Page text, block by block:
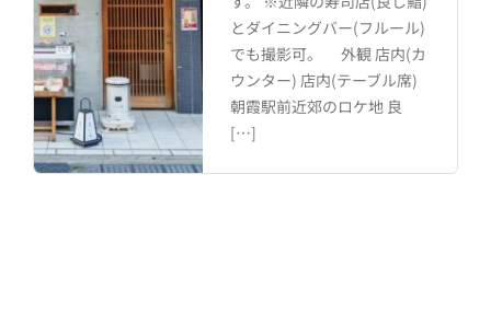
とダイニングバー(フルール)
でも撮影可。 外観 店内(カ
ウンター) 店内(テーブル席)
朝霞駅前近郊のロケ地 良
[…]